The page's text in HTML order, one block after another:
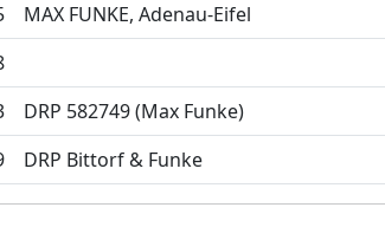
MAX FUNKE, Adenau-Eifel
DRP 582749 (Max Funke)
DRP Bittorf & Funke